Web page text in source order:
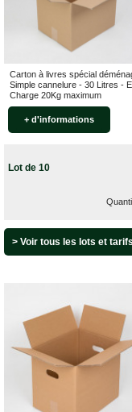
Carton à livres spécial
Simple cannelure - 30 Litres -
Charge 20Kg maximum
+ d'informations
Lot de 10
> Voir tous les lots et tarifs